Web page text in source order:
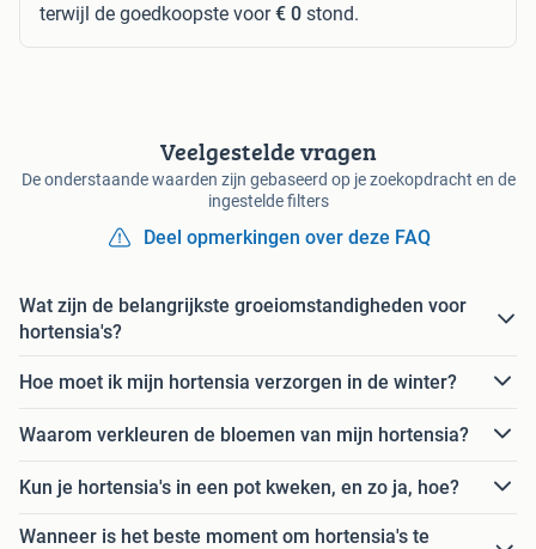
terwijl de goedkoopste voor€ 0 stond.
Veelgestelde vragen
De onderstaande waarden zijn gebaseerd op je zoekopdracht en de
ingestelde filters
Deel opmerkingen over deze FAQ
Wat zijn de belangrijkste groeiomstandigheden voor
hortensia's?
Hoe moet ik mijn hortensia verzorgen in de winter?
Waarom verkleuren de bloemen van mijn hortensia?
Kun je hortensia's in een pot kweken, en zo ja, hoe?
Wanneer is het beste moment om hortensia's te